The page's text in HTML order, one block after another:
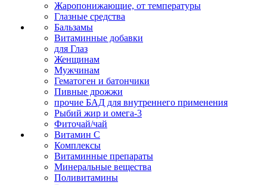
Жаропонижающие, от температуры
Глазные средства
Бальзамы
Витаминные добавки
для Глаз
Женщинам
Мужчинам
Гематоген и батончики
Пивные дрожжи
прочие БАД для внутреннего применения
Рыбий жир и омега-3
Фиточай/чай
Витамин С
Комплексы
Витаминные препараты
Минеральные вещества
Поливитамины